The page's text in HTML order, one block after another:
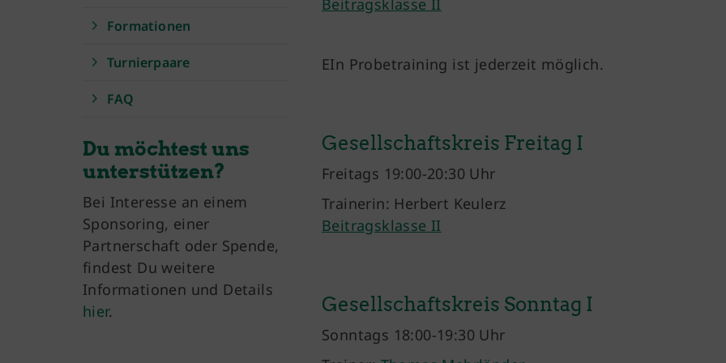
Beitragsklasse II
EIn Probetraining ist jederzeit möglich.
Gesellschaftskreis Freitag I
Freitags 19:00-20:30 Uhr
Trainerin: Herbert Keulerz
Beitragsklasse II
Gesellschaftskreis Sonntag I
Sonntags 18:00-19:30 Uhr
Formationen
Turnierpaare
FAQ
Du möchtest uns
unterstützen?
Bei Interesse an einem
Sponsoring, einer
Partnerschaft oder Spende,
findest Du weitere
Informationen und Details
hier.